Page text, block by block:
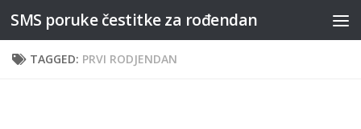
Skip to content
SMS poruke čestitke za rođendan
TAGGED: PRVI RODJENDAN